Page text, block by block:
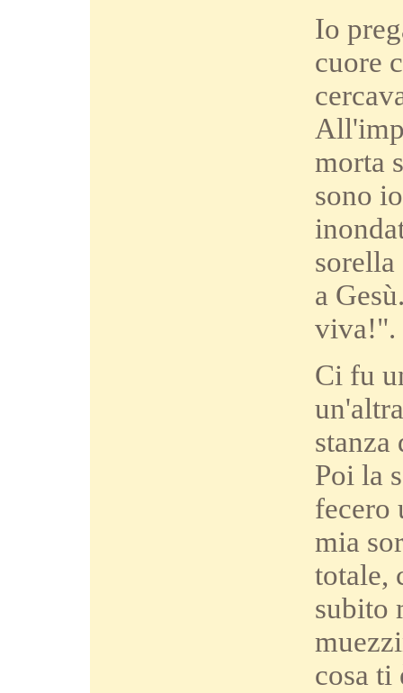
Io
cuore
morta
sono
a
viva!".
Ci fu
stanza
Poi la
fecero
mia
totale,
subito
cosa ti